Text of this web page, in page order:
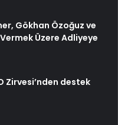
Gökhan Özoğuz ve
Üzere Adliyeye
Zirvesi’nden destek